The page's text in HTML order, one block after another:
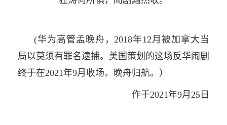
(华为高管孟晚舟，2018年12月被加拿大当
局以莫须有罪名逮捕。美国策划的这场反华闹剧
终于在2021年9月收场。晚舟归航。）
作于2021年9月25日